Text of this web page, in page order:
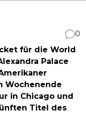
0
für die World
Palace
Wochenende
in Chicago und
Titel des